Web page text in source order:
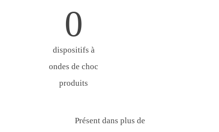
0
dispositifs à
ondes de choc
produits
Présent dans plus de